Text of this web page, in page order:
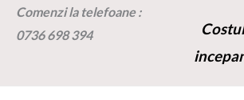
SkipComenzi la telefoane :
0736 698 394